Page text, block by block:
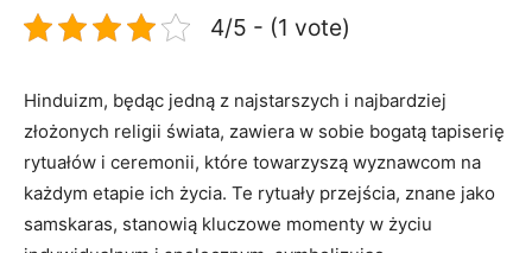
4/5 - (1 vote)
Hinduizm, będąc jedną z najstarszych i najbardziej
złożonych religii świata, zawiera w sobie bogatą tapiserię
rytuałów i ceremonii, które towarzyszą wyznawcom na
każdym etapie ich życia. Te rytuały przejścia, znane jako
samskaras, stanowią kluczowe momenty w życiu